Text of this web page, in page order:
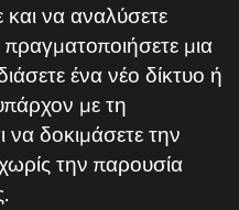
να αναλύσετε
μια
ένα νέο δίκτυο ή
με τη
να δοκιμάσετε την
την παρουσία